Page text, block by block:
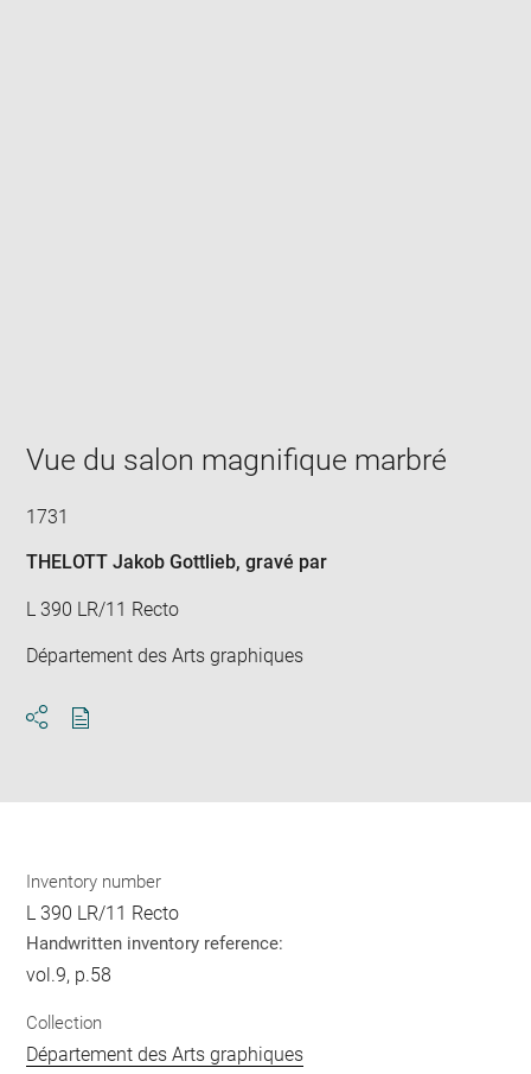
window
Vue du salon magnifique marbré
1731
THELOTT Jakob Gottlieb, gravé par
L 390 LR/11 Recto
Département des Arts graphiques
Inventory number
L 390 LR/11 Recto
Handwritten inventory reference:
vol.9, p.58
Collection
Département des Arts graphiques